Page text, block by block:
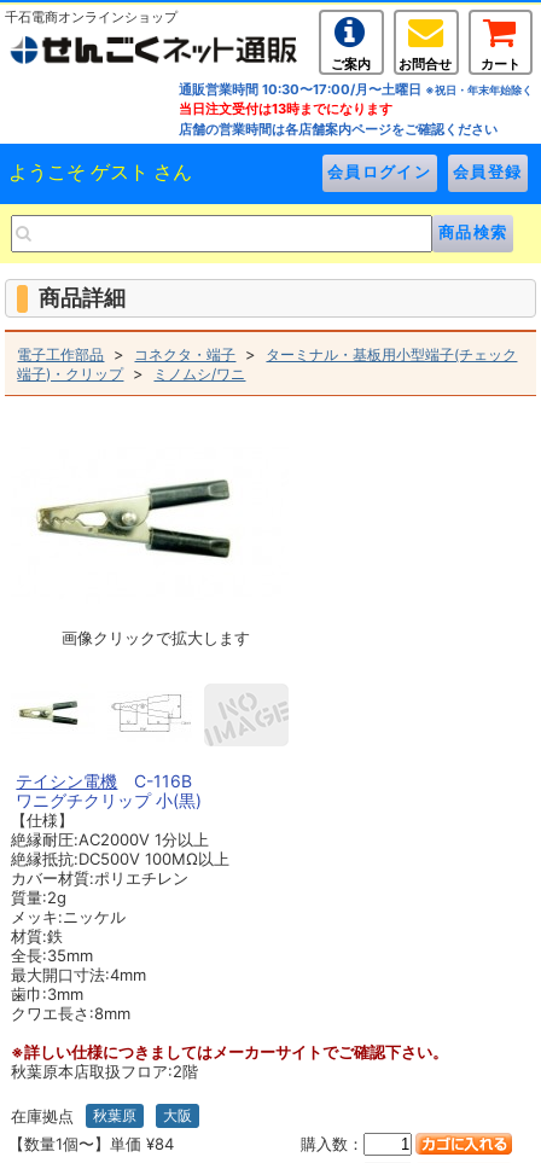
千石電商オンラインショップ
ご案内 お問合せ
カート
通販営業時間 10:30〜17:00/月〜土曜日 ※祝日・年末年始除く
当日注文受付は13時までになります
店舗の営業時間は各店舗案内ページをご確認ください
ようこそ ゲスト さん
商品詳細
電子工作部品 > コネクタ・端子 > ターミナル・基板用小型端子(チェック
端子)・クリップ> ミノムシ/ワニ
画像クリックで拡大します
テイシン電機 C-116B
ワニグチクリップ 小(黒)
【仕様】
絶縁耐圧:AC2000V 1分以上
絶縁抵抗:DC500V 100MΩ以上
カバー材質:ポリエチレン
質量:2g
メッキ:ニッケル
材質:鉄
全長:35mm
最大開口寸法:4mm
歯巾:3mm
クワエ長さ:8mm
※詳しい仕様につきましてはメーカーサイトでご確認下さい。
秋葉原本店取扱フロア:2階
在庫拠点 秋葉原 大阪
【数量1個〜】単価 ¥84
購入数：